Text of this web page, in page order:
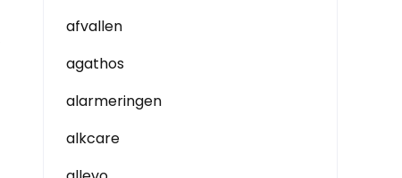
afvallen
agathos
alarmeringen
alkcare